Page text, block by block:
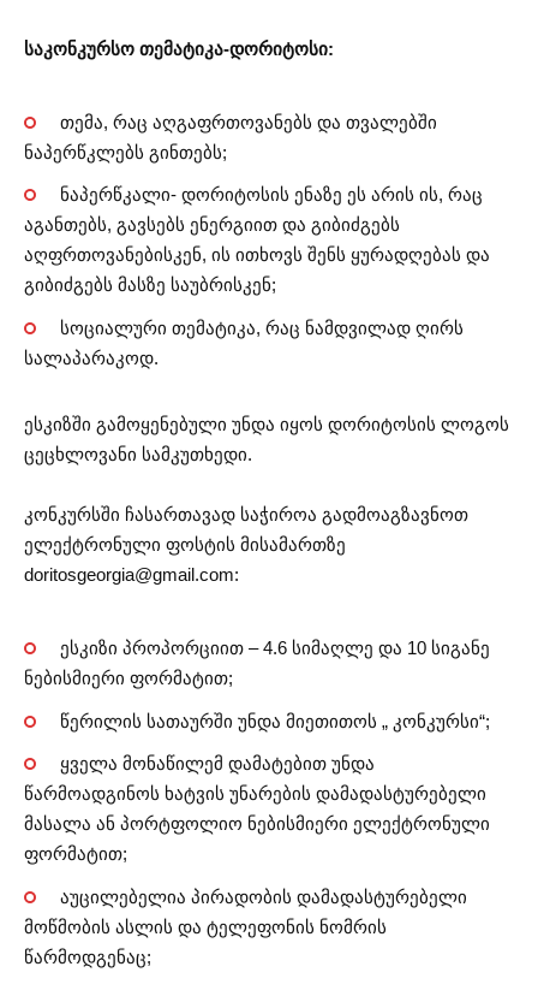
საკონკურსო თემატიკა-დორიტოსი:
თემა, რაც აღგაფრთოვანებს და თვალებში
ნაპერწკლებს გინთებს;
ნაპერწკალი- დორიტოსის ენაზე ეს არის ის, რაც
აგანთებს, გავსებს ენერგიით და გიბიძგებს
აღფრთოვანებისკენ, ის ითხოვს შენს ყურადღებას და
გიბიძგებს მასზე საუბრისკენ;
სოციალური თემატიკა, რაც ნამდვილად ღირს
სალაპარაკოდ.
ესკიზში გამოყენებული უნდა იყოს დორიტოსის ლოგოს
ცეცხლოვანი სამკუთხედი.
კონკურსში ჩასართავად საჭიროა გადმოაგზავნოთ
ელექტრონული ფოსტის მისამართზე
doritosgeorgia@gmail.com:
ესკიზი პროპორციით – 4.6 სიმაღლე და 10 სიგანე
ნებისმიერი ფორმატით;
წერილის სათაურში უნდა მიეთითოს „ კონკურსი“;
ყველა მონაწილემ დამატებით უნდა
წარმოადგინოს ხატვის უნარების დამადასტურებელი
მასალა ან პორტფოლიო ნებისმიერი ელექტრონული
ფორმატით;
აუცილებელია პირადობის დამადასტურებელი
მოწმობის ასლის და ტელეფონის ნომრის
წარმოდგენაც;